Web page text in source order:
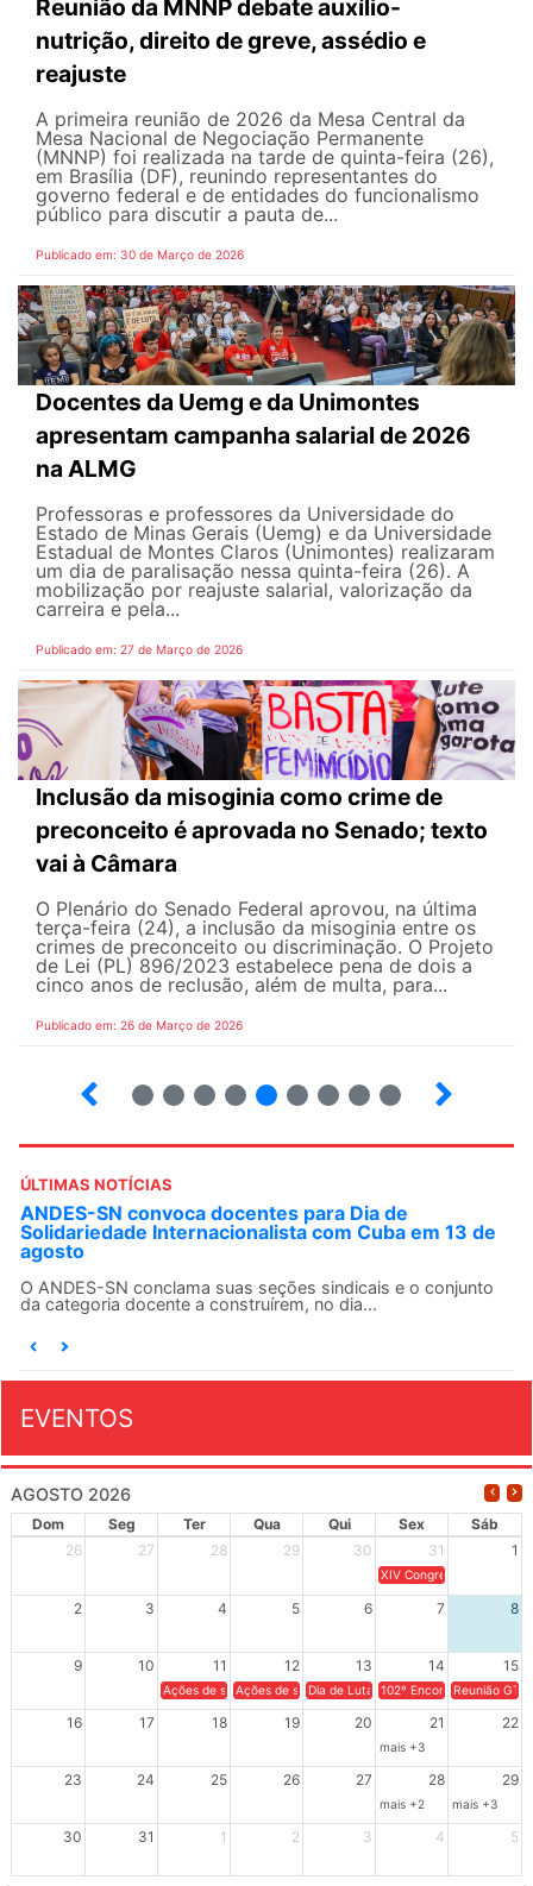
Reunião da MNNP debate auxílio-
nutrição, direito de greve, assédio e
reajuste
A primeira reunião de 2026 da Mesa Central da
Mesa Nacional de Negociação Permanente
(MNNP) foi realizada na tarde de quinta-feira (26),
em Brasília (DF), reunindo representantes do
governo federal e de entidades do funcionalismo
público para discutir a pauta de...
Publicado em: 30 de Março de 2026
Docentes da Uemg e da Unimontes
apresentam campanha salarial de 2026
na ALMG
Professoras e professores da Universidade do
Estado de Minas Gerais (Uemg) e da Universidade
Estadual de Montes Claros (Unimontes) realizaram
um dia de paralisação nessa quinta-feira (26). A
mobilização por reajuste salarial, valorização da
carreira e pela...
Publicado em: 27 de Março de 2026
Inclusão da misoginia como crime de
preconceito é aprovada no Senado; texto
vai à Câmara
O Plenário do Senado Federal aprovou, na última
terça-feira (24), a inclusão da misoginia entre os
crimes de preconceito ou discriminação. O Projeto
de Lei (PL) 896/2023 estabelece pena de dois a
cinco anos de reclusão, além de multa, para...
Publicado em: 26 de Março de 2026
ÚLTIMAS NOTÍCIAS
ANDES-SN convoca docentes para Dia de
Solidariedade Internacionalista com Cuba em 13 de
agosto
O ANDES-SN conclama suas seções sindicais e o conjunto
da categoria docente a construírem, no dia...
EVENTOS
AGOSTO 2026
Dom Seg Ter Qua Qui Sex
Sáb
26
27 28 29 30 31 1
XIV Congresso Brasileiro
2 3 4 5 6 7 8
9 10 11 12 13 14 15
Ações de solidariedade a Cuba no Rio Grande do Sul - 100
Ações de solidariedade a Cuba no Rio Grande do
Dia de Luta em Defesa de Cuba e da
102º Encontro da
Reunião
16 17 18 19 20 21 22
mais +3
23 24 25 26 27 28 29
mais +2 mais +3
30 31 1 2 3 4 5